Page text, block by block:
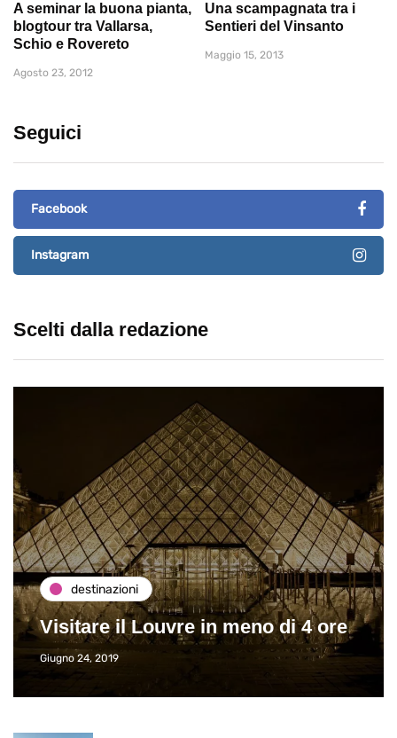
A seminar la buona pianta,
blogtour tra Vallarsa,
Schio e Rovereto
Agosto 23, 2012
Una scampagnata tra i
Sentieri del Vinsanto
Maggio 15, 2013
Seguici
Facebook
Instagram
Scelti dalla redazione
destinazioni
Visitare il Louvre in meno di 4 ore
Giugno 24, 2019